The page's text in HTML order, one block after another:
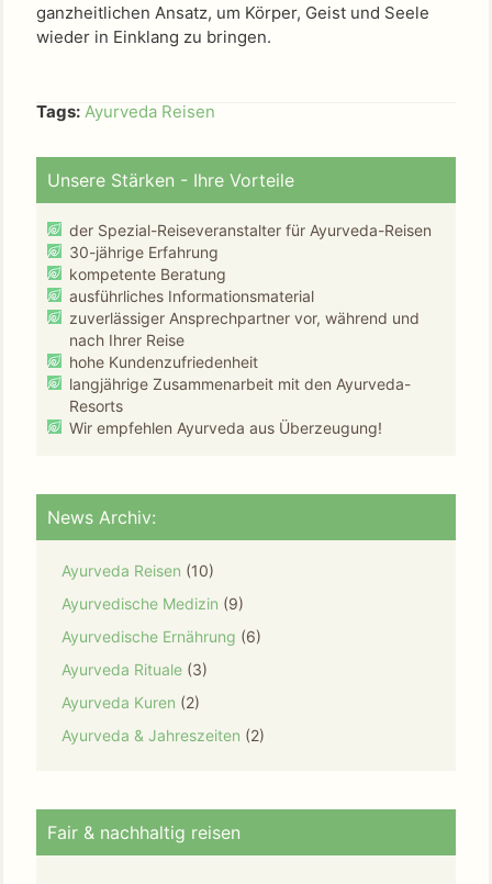
ganzheitlichen Ansatz, um Körper, Geist und Seele
wieder in Einklang zu bringen.
Tags: Ayurveda Reisen
Unsere Stärken - Ihre Vorteile
der Spezial-Reiseveranstalter für Ayurveda-Reisen
30-jährige Erfahrung
kompetente Beratung
ausführliches Informationsmaterial
zuverlässiger Ansprechpartner vor, während und
nach Ihrer Reise
hohe Kundenzufriedenheit
langjährige Zusammenarbeit mit den Ayurveda-
Resorts
Wir empfehlen Ayurveda aus Überzeugung!
News Archiv:
Ayurveda Reisen (10)
Ayurvedische Medizin (9)
Ayurvedische Ernährung (6)
Ayurveda Rituale (3)
Ayurveda Kuren (2)
Ayurveda & Jahreszeiten (2)
Fair & nachhaltig reisen